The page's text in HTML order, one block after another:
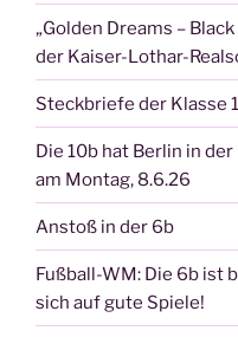
„Golden Dreams –
der Kaiser-Lothar-
Steckbriefe der Klasse
Die 10b hat Berlin in
am Montag, 8.6.26
Anstoß in der 6b
Fußball-WM: Die 6b ist
sich auf gute Spiele!